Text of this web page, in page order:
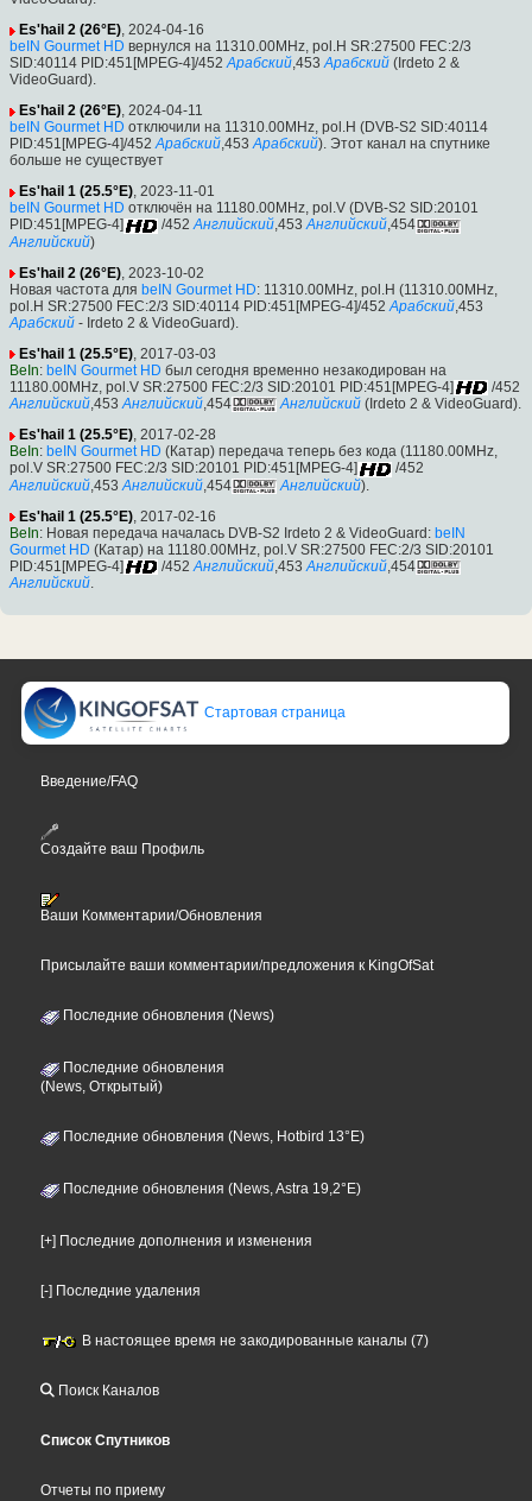
Es'hail 2 (26°E), 2024-04-16
beIN Gourmet HD вернулся на 11310.00MHz, pol.H SR:27500 FEC:2/3
SID:40114 PID:451[MPEG-4]/452 Арабский,453 Арабский (Irdeto 2 &
VideoGuard).
Es'hail 2 (26°E), 2024-04-11
beIN Gourmet HD отключили на 11310.00MHz, pol.H (DVB-S2 SID:40114
PID:451[MPEG-4]/452 Арабский,453 Арабский). Этот канал на спутнике
больше не существует
Es'hail 1 (25.5°E), 2023-11-01
beIN Gourmet HD отключён на 11180.00MHz, pol.V (DVB-S2 SID:20101
PID:451[MPEG-4]
/452 Английский,453 Английский,454
Английский)
Es'hail 2 (26°E) , 2023-10-02
Новая частота для beIN Gourmet HD: 11310.00MHz, pol.H (11310.00MHz,
pol.H SR:27500 FEC:2/3 SID:40114 PID:451[MPEG-4]/452 Арабский ,453
Арабский - Irdeto 2 & VideoGuard).
Es'hail 1 (25.5°E) , 2017-03-03
BeIn: beIN Gourmet HD был сегодня временно незакодирован на
11180.00MHz, pol.V SR:27500 FEC:2/3 SID:20101 PID:451[MPEG-4]
/452
Английский,453 Английский,454 Английский (Irdeto 2 & VideoGuard).
Es'hail 1 (25.5°E), 2017-02-28
BeIn: beIN Gourmet HD (Катар) передача теперь без кода (11180.00MHz,
pol.V SR:27500 FEC:2/3 SID:20101 PID:451[MPEG-4]
/452
Английский ,453 Английский ,454 Английский).
Es'hail 1 (25.5°E), 2017-02-16
BeIn: Новая передача началась DVB-S2 Irdeto 2 & VideoGuard: beIN
Gourmet HD (Катар) на 11180.00MHz, pol.V SR:27500 FEC:2/3 SID:20101
PID:451[MPEG-4]
/452 Английский,453 Английский,454
Английский.
Стартовая страница
Введение/FAQ
Создайте ваш Профиль
Ваши Комментарии/Обновления
Присылайте ваши комментарии/предложения к KingOfSat
Последние обновления (News)
Последние обновления
(News, Открытый)
Последние обновления (News, Hotbird 13°E)
Последние обновления (News, Astra 19,2°E)
[+] Последние дополнения и изменения
[-] Последние удаления
В настоящее время не закодированные каналы (7)
Поиск Каналов
Список Спутников
Отчеты по приему